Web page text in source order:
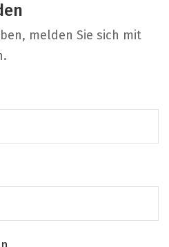
melden Sie sich mit